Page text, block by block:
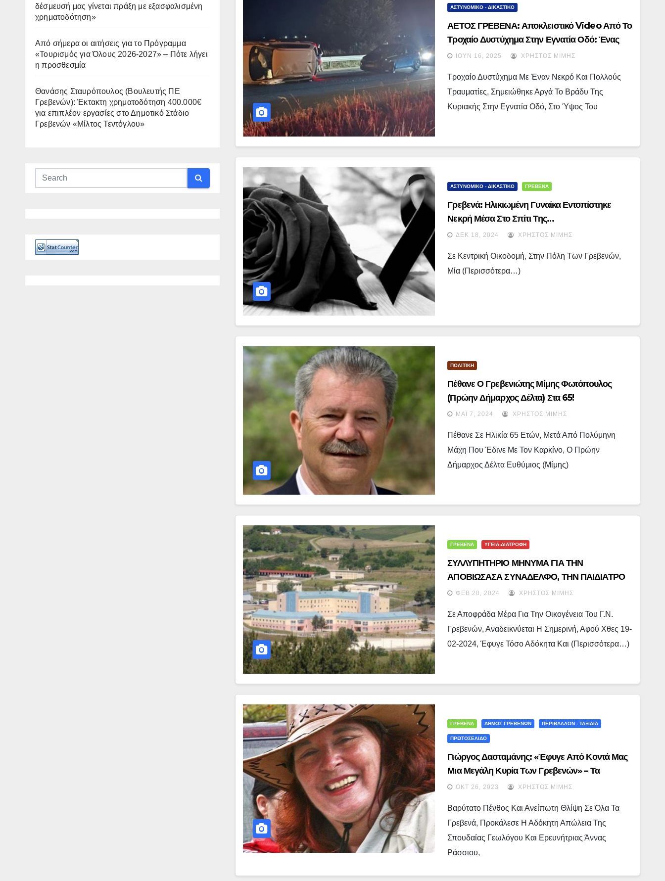
δέσμευσή μας γίνεται πράξη με εξασφαλισμένη
χρηματοδότηση»
Από σήμερα οι αιτήσεις για το Πρόγραμμα
«Τουρισμός για Όλους 2026-2027» – Πότε λήγει
η προσθεσμία
Θανάσης Σταυρόπουλος (Βουλευτής ΠΕ
Γρεβενών): Έκτακτη χρηματοδότηση 400.000€
για επιπλέον εργασίες στο Δημοτικό Στάδιο
Γρεβενών «Μίλτος Τεντόγλου»
ΑΣΤΥΝΟΜΙΚΟ - ΔΙΚΑΣΤΙΚΟ
ΑΕΤΟΣ ΓΡΕΒΕΝΑ: Αποκλειστικό Video Από Το
Τροχαίο Δυστύχημα Στην Εγνατία Οδό: Ένας
Νεκρός Και Επτά Τραυματίες, Ο Ένας Σε
ΙΟΎΝ 16, 2025 ΧΡΉΣΤΟΣ ΜΊΜΗΣ
Τροχαίο Δυστύχημα Με Έναν Νεκρό Και Πολλούς
Τραυματίες, Σημειώθηκε Αργά Το Βράδυ Της
Κυριακής Στην Εγνατία Οδό, Στο Ύψος Του
ΑΣΤΥΝΟΜΙΚΟ - ΔΙΚΑΣΤΙΚΟ ΓΡΕΒΕΝΑ
Γρεβενά: Ηλικιωμένη Γυναίκα Εντοπίστηκε
Νεκρή Μέσα Στο Σπίτι Της…
ΔΕΚ 18, 2024 ΧΡΉΣΤΟΣ ΜΊΜΗΣ
Σε Κεντρική Οικοδομή, Στην Πόλη Των Γρεβενών,
Μία (περισσότερα…)
ΠΟΛΙΤΙΚΗ
Πέθανε Ο Γρεβενιώτης Μίμης Φωτόπουλος
(πρώην Δήμαρχος Δέλτα) Στα 65!
ΜΆΙ 7, 2024 ΧΡΉΣΤΟΣ ΜΊΜΗΣ
Πέθανε Σε Ηλικία 65 Ετών, Μετά Από Πολύμηνη
Μάχη Που Έδινε Με Τον Καρκίνo, Ο Πρώην
Δήμαρχος Δέλτα Ευθύμιος (Μίμης)
ΓΡΕΒΕΝΑ ΥΓΕΙΑ-ΔΙΑΤΡΟΦΗ
ΣΥΛΛΥΠΗΤΗΡΙΟ ΜΗΝΥΜΑ ΓΙΑ ΤΗΝ
ΑΠΟΒΙΩΣΑΣΑ ΣΥΝΑΔΕΛΦΟ, ΤΗΝ ΠΑΙΔΙΑΤΡΟ
ΤΟΥ Γ.ΝΟΣΟΚΟΜΕΙΟΥ ΓΡΕΒΕΝΩΝ
Αγαπημένη Μας Παναγιώτα
ΦΕΒ 20, 2024 ΧΡΉΣΤΟΣ ΜΊΜΗΣ
Σε Αποφράδα Μέρα Για Την Οικογένεια Του Γ.Ν.
Γρεβενών, Αναδεικνύεται Η Σημερινή, Αφού Χθες 19-
02-2024, Έφυγε Τόσο Αδόκητα Και (περισσότερα…)
ΓΡΕΒΕΝΑ ΔΗΜΟΣ ΓΡΕΒΕΝΩΝ ΠΕΡΙΒΑΛΛΟΝ - ΤΑΞΙΔΙΑ
ΠΡΩΤΟΣΕΛΙΔΟ
Γιώργος Δασταμάνης: «Έφυγε Από Κοντά Μας
Μια Μεγάλη Κυρία Των Γρεβενών» – Τα
Συλλυπητήρια Του Δημάρχου Γρεβενών Για Την
ΟΚΤ 26, 2023 ΧΡΉΣΤΟΣ ΜΊΜΗΣ
Βαρύτατο Πένθος Και Ανείπωτη Θλίψη Σε Όλα Τα
Γρεβενά, Προκάλεσε Η Αδόκητη Απώλεια Της
Σπουδαίας Γεωλόγου Και Ερευνήτριας Άννας
Ράσσιου,